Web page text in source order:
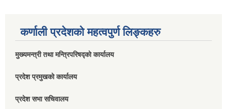
कर्णाली प्रदेशको महत्वपुर्ण लिङ्कहरु
मुख्यमन्त्री तथा मन्त्रिपरिषद्को कार्यालय
प्रदेश प्रमुखको कार्यालय
प्रदेश सभा सचिवालय